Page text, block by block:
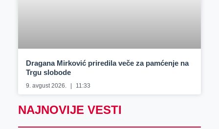
Dragana Mirković priredila veče za pamćenje na
Trgu slobode
9. avgust 2026. 11:33
NAJNOVIJE VESTI